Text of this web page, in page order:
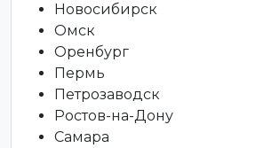
Новосибирск
Омск
Оренбург
Пермь
Петрозаводск
Ростов-на-Дону
Самара